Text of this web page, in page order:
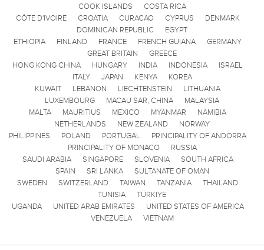
COOK ISLANDS
COSTA RICA
CÔTE D'IVOIRE
CROATIA CURACAO CYPRUS
DENMARK
DOMINICAN REPUBLIC
EGYPT
ETHIOPIA
FINLAND FRANCE FRENCH GUIANA
GERMANY
GREAT BRITAIN
GREECE
HONG KONG CHINA
HUNGARY INDIA INDONESIA
ISRAEL
ITALY
JAPAN KENYA
KOREA
KUWAIT
LEBANON LIECHTENSTEIN
LITHUANIA
LUXEMBOURG
MACAU SAR, CHINA
MALAYSIA
MALTA
MAURITIUS MEXICO MYANMAR
NAMIBIA
NETHERLANDS
NEW ZEALAND
NORWAY
PHILIPPINES
POLAND PORTUGAL
PRINCIPALITY OF ANDORRA
PRINCIPALITY OF MONACO
RUSSIA
SAUDI ARABIA
SINGAPORE SLOVENIA
SOUTH AFRICA
SPAIN
SRI LANKA
SULTANATE OF OMAN
SWEDEN
SWITZERLAND TAIWAN TANZANIA
THAILAND
TUNISIA
TÜRKIYE
UGANDA
UNITED ARAB EMIRATES
UNITED STATES OF AMERICA
VENEZUELA
VIETNAM